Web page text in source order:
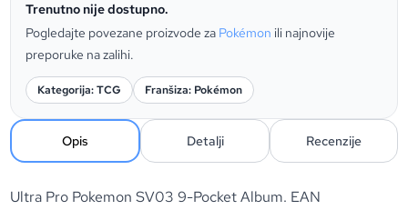
Trenutno nije dostupno.
Pogledajte povezane proizvode za Pokémon ili najnovije
preporuke na zalihi.
Kategorija: TCG Franšiza: Pokémon
Opis Detalji Recenzije
Ultra Pro Pokemon SV03 9-Pocket Album. EAN